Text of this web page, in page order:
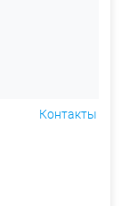
Контакты